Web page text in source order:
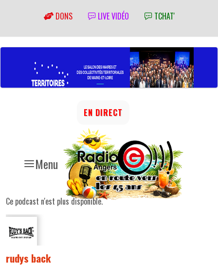
DONS LIVE VIDÉO TCHAT'
Menu
EN DIRECT
Ce podcast n'est plus disponible.
rudys back